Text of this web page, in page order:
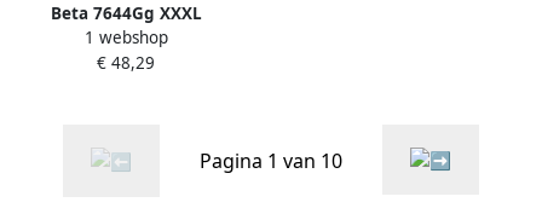
Beta 7644Gg XXXL
Sweatshirt 076440016
1 webshop
€ 48,29
Pagina 1 van 10